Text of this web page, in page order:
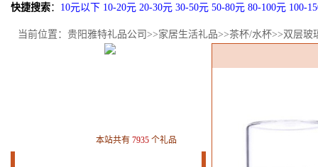
快捷搜索： 10元以下 10-20元 20-30元 30-50元 50-80元 80-100元 100-
当前位置： 贵阳雅特礼品公司 >>家居生活礼品>>茶杯/水杯>>双层玻
本站共有 7935 个礼品